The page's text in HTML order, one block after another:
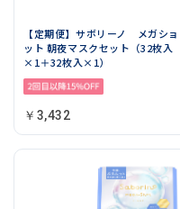
【定期便】サボリーノ メガショ
ット 朝夜マスクセット（32枚入
×1＋32枚入×1）
￥3,432